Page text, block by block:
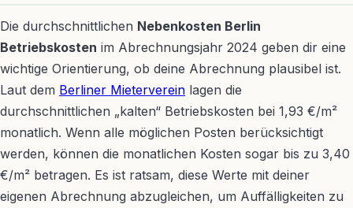
Die durchschnittlichen Nebenkosten Berlin
Betriebskosten im Abrechnungsjahr 2024 geben dir eine
wichtige Orientierung, ob deine Abrechnung plausibel ist.
Laut dem Berliner Mieterverein lagen die
durchschnittlichen „kalten“ Betriebskosten bei 1,93 €/m²
monatlich. Wenn alle möglichen Posten berücksichtigt
werden, können die monatlichen Kosten sogar bis zu 3,40
€/m² betragen. Es ist ratsam, diese Werte mit deiner
eigenen Abrechnung abzugleichen, um Auffälligkeiten zu